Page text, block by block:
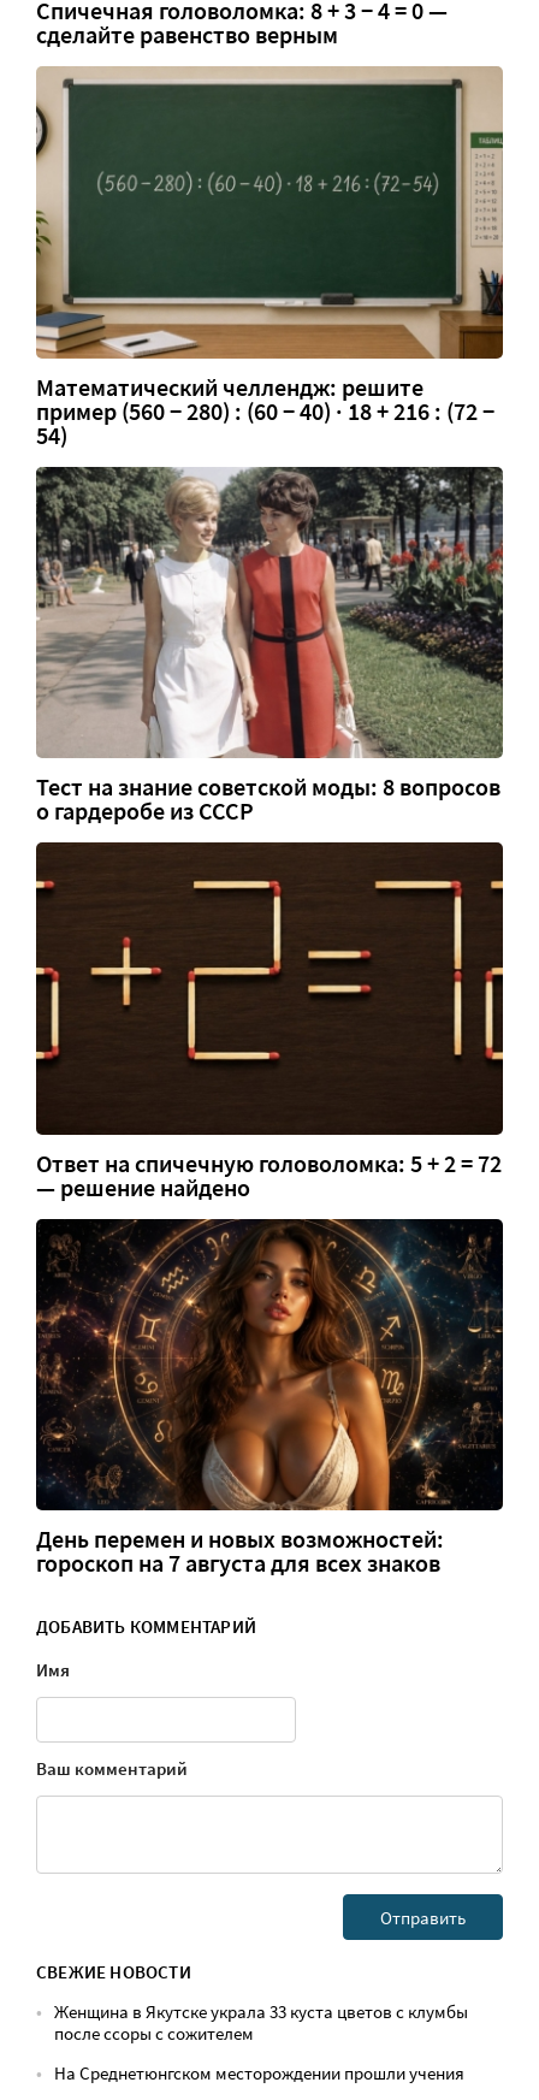
Спичечная головоломка: 8 + 3 − 4 = 0 —
сделайте равенство верным
Математический челлендж: решите
пример (560 − 280) : (60 − 40) · 18 + 216 : (72 −
54)
Тест на знание советской моды: 8 вопросов
о гардеробе из СССР
Ответ на спичечную головоломка: 5 + 2 = 72
— решение найдено
День перемен и новых возможностей:
гороскоп на 7 августа для всех знаков
ДОБАВИТЬ КОММЕНТАРИЙ
Имя
Ваш комментарий
СВЕЖИЕ НОВОСТИ
Женщина в Якутске украла 33 куста цветов с клумбы
после ссоры с сожителем
На Среднетюнгском месторождении прошли учения